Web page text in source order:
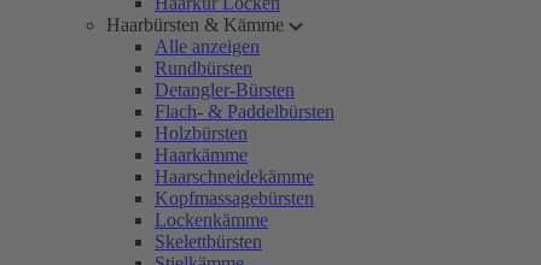
Haarbürsten & Kämme
Alle anzeigen
Rundbürsten
Detangler-Bürsten
Flach- & Paddelbürsten
Holzbürsten
Haarkämme
Haarschneidekämme
Kopfmassagebürsten
Lockenkämme
Skelettbürsten